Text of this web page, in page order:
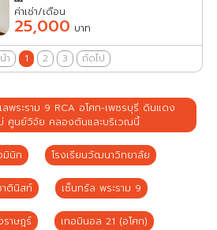
ค่าเช่า/เดือน
25,000 บาท
า 1 2 3 ถัดไป
ลพระราม 9 RCA อโศก-เพชรบุรี ดินแดง
ศูนย์วิจัย คลองตันและบริเวณนี้
มินิก โรงเรียนวัฒนาวิทยาลัย
าตินิสท์ เซ็นทรัล พระราม 9
ราษฎร์ เทอมินอล 21 (อโศก)